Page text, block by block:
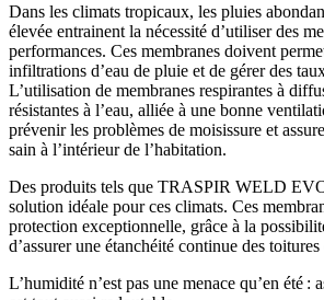
Dans les climats tropicaux, les pluies
élevée entrainent la nécessité d’utiliser des
performances. Ces membranes doivent
infiltrations d’eau de pluie et de gérer des
L’utilisation de membranes respirantes à
résistantes à l’eau, alliée à une bonne
prévenir les problèmes de moisissure et
sain à l’intérieur de l’habitation.
Des produits tels que TRASPIR WELD
solution idéale pour ces climats. Ces
protection exceptionnelle, grâce à la
d’assurer une étanchéité continue des toitures
L’humidité n’est pas une menace qu’en été :